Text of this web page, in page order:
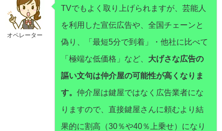
オペレーター
TVでもよく取り上げられますが、芸能人
を利用した宣伝広告や、全国チェーンと
偽り、「最短5分で到着」・他社に比べて
「極端な低価格」など、 大げさな広告の
謳い文句は仲介屋の可能性が高くなりま
す。 仲介屋は鍵屋ではなく広告業者にな
りますので、直接鍵屋さんに頼むより結
果的に割高（30％や40％上乗せ）になり